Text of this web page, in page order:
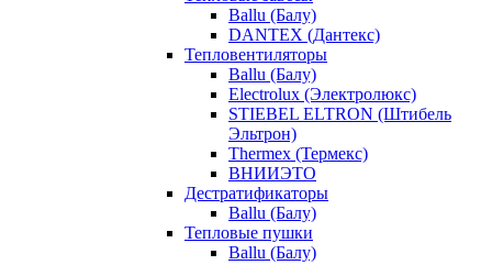
Ballu (Балу)
DANTEX (Дантекс)
Тепловентиляторы
Ballu (Балу)
Electrolux (Электролюкс)
STIEBEL ELTRON (Штибель
Эльтрон)
Thermex (Термекс)
ВНИИЭТО
Дестратификаторы
Ballu (Балу)
Тепловые пушки
Ballu (Балу)